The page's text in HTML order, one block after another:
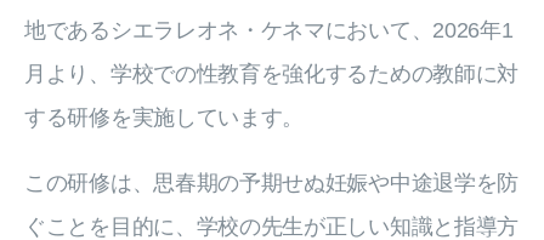
地であるシエラレオネ・ケネマにおいて、2026年1
月より、学校での性教育を強化するための教師に対
する研修を実施しています。
この研修は、思春期の予期せぬ妊娠や中途退学を防
ぐことを目的に、学校の先生が正しい知識と指導方